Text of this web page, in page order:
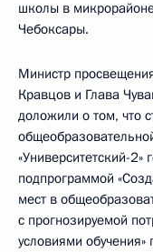
школы в микрорайоне
Чебоксары.
Министр
Кравцов и Глава
доложили о том, что
«Университетский-
подпрограммой
мест в
с прогнозируемой
условиями